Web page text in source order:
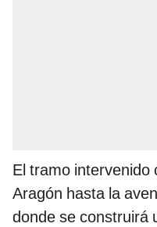
El tramo intervenido
Aragón hasta la
donde se construirá